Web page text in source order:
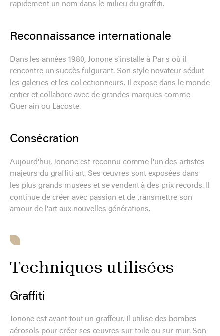
rapidement un nom dans le milieu du graffiti.
Reconnaissance internationale
Dans les années 1980, Jonone s'installe à Paris où il
rencontre un succès fulgurant. Son style novateur séduit
les galeries et les collectionneurs. Il expose dans le monde
entier et collabore avec de grandes marques comme
Guerlain ou Lacoste.
Consécration
Aujourd'hui, Jonone est reconnu comme l'un des artistes
majeurs du graffiti art. Ses œuvres sont exposées dans
les plus grands musées et se vendent à des prix records. Il
continue de créer avec passion et de transmettre son
amour de l'art aux nouvelles générations.
Techniques utilisées
Graffiti
Jonone est avant tout un graffeur. Il utilise des bombes
aérosols pour créer ses œuvres sur toile ou sur mur. Son